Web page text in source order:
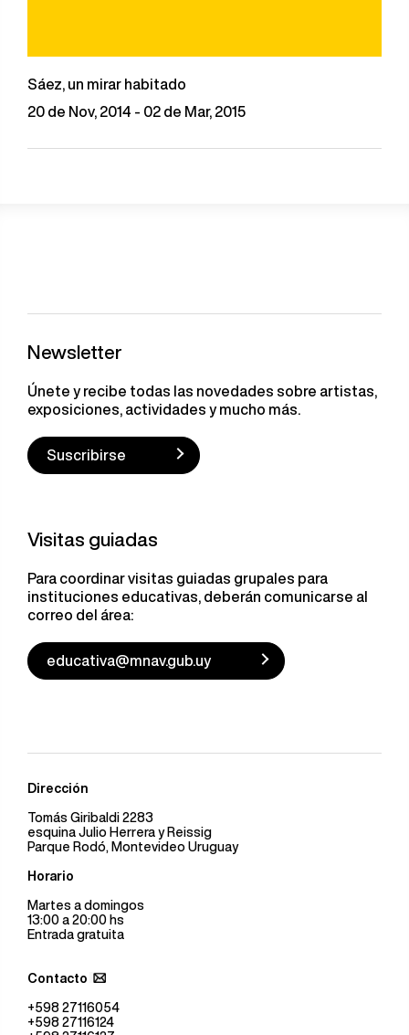
Sáez, un mirar habitado
20 de Nov, 2014 - 02 de Mar, 2015
Newsletter
Únete y recibe todas las novedades sobre artistas,
exposiciones, actividades y mucho más.
Suscribirse
Visitas guiadas
Para coordinar visitas guiadas grupales para
instituciones educativas, deberán comunicarse al
correo del área:
educativa@mnav.gub.uy
Dirección
Tomás Giribaldi 2283
esquina Julio Herrera y Reissig
Parque Rodó, Montevideo Uruguay
Horario
Martes a domingos
13:00 a 20:00 hs
Entrada gratuita
Contacto
+598 27116054
+598 27116124